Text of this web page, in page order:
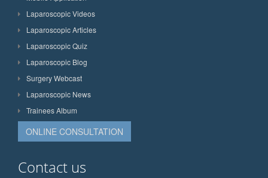
Laparoscopic Videos
Laparoscopic Articles
Laparoscopic Quiz
Laparoscopic Blog
Surgery Webcast
Laparoscopic News
Trainees Album
ONLINE CONSULTATION
Contact us